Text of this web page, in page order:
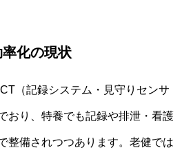
化の現状
（記録システム・見守りセンサ
おり、特養でも記録や排泄・看護
整備されつつあります。老健では